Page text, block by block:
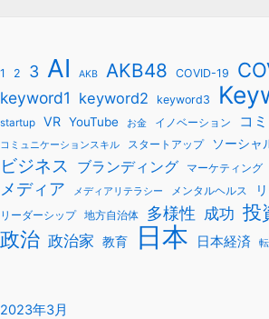
1 2 3 AI AKB AKB48 COVID-19
keyword1 keyword2 keyword3
startup
VR YouTube お金 イノベーション コ
コミュニケーションスキル スタートアップ ソーシャ
ビジネス ブランディング マーケティング
メディア メディアリテラシー メンタルヘルス
リーダーシップ 地方自治体 多様性 成功 投
政治 政治家 教育 日本 日本経済
2023年3月